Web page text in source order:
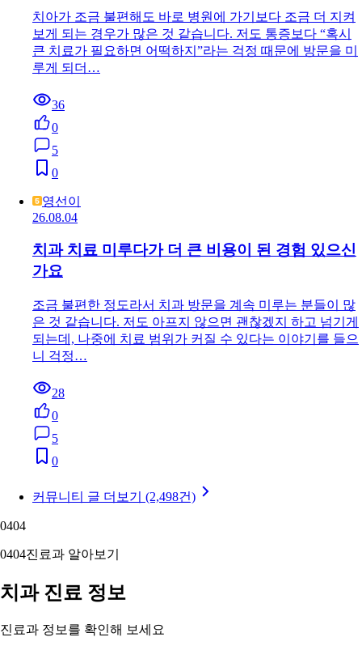
치아가 조금 불편해도 바로 병원에 가기보다 조금 더 지켜
보게 되는 경우가 많은 것 같습니다. 저도 통증보다 “혹시
큰 치료가 필요하면 어떡하지”라는 걱정 때문에 방문을 미
루게 되더…
36
0
5
0
영선이
26.08.04
치과 치료 미루다가 더 큰 비용이 된 경험 있으신
가요
조금 불편한 정도라서 치과 방문을 계속 미루는 분들이 많
은 것 같습니다. 저도 아프지 않으면 괜찮겠지 하고 넘기게
되는데, 나중에 치료 범위가 커질 수 있다는 이야기를 들으
니 걱정…
28
0
5
0
커뮤니티 글 더보기 (2,498건)
0404
0404진료과 알아보기
치과 진료 정보
진료과 정보를 확인해 보세요